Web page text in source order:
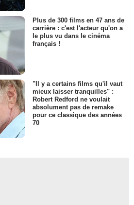
Plus de 300 films en 47 ans de
carrière : c'est l'acteur qu'on a
le plus vu dans le cinéma
français !
"Il y a certains films qu'il vaut
mieux laisser tranquilles" :
Robert Redford ne voulait
absolument pas de remake
pour ce classique des années
70